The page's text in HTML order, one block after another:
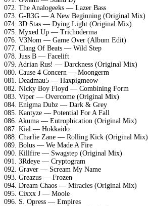
072. The Analogeeks — Lazer Bass
073. G-R3G — A New Beginning (Original Mix)
074. 3D Stas — Dying Light (Original Mix)
075. Myxed Up — Trichoderma
076. V3Nom — Game Over (Album Edit)
077. Clang Of Beats — Wild Step
078. Juss B — Facelift
079. Adrian Rus! — Darckness (Original Mix)
080. Cause 4 Concern — Moongerm
081. Deadmau5 — Haxpigmeow
082. Nicky Boy Floyd — Combining Form
083. Viper — Overcome (Original Mix)
084. Enigma Dubz — Dark & Grey
085. Kantyze — Potential For A Fall
086. Akuma — Eutrophication (Original Mix)
087. Kial — Hokkaido
088. Charlie Zane — Rolling Kick (Original Mix)
089. Bolus — We Made A Fire
090. Killfire — Swagstep (Original Mix)
091. 3Rdeye — Cryptogram
092. Graver — Scream My Name
093. Greazus — Frozen
094. Dream Chaos — Miracles (Original Mix)
095. Cixxx J — Moole
096. S. Opress — Empires